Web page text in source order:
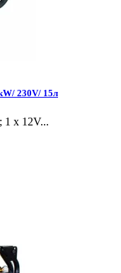
230V/ 15л
1 x 12V...